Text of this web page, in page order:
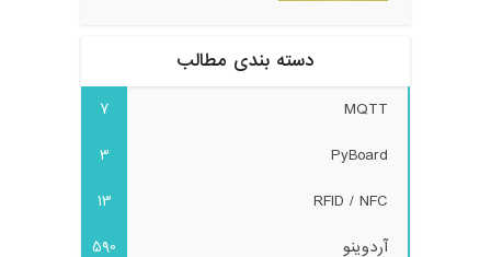
دسته بندی مطالب
MQTT
7
PyBoard
3
RFID / NFC
13
آردوینو
590